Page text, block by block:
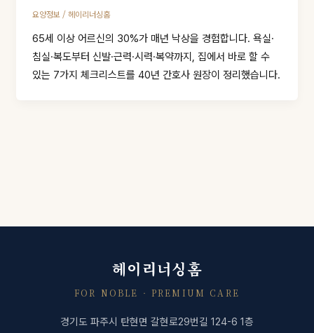
요양정보/ 헤이리너싱홈
65세 이상 어르신의 30%가 매년 낙상을 경험합니다. 욕실·
침실·복도부터 신발·근력·시력·복약까지, 집에서 바로 할 수
있는 7가지 체크리스트를 40년 간호사 원장이 정리했습니다.
헤이리너싱홈
FOR NOBLE · PREMIUM CARE
경기도 파주시 탄현면 갈현로29번길 124-6 1층